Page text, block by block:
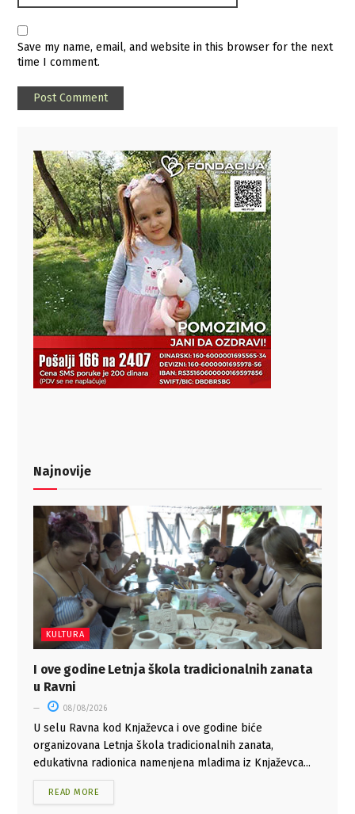
Save my name, email, and website in this browser for the next
time I comment.
Najnovije
KULTURA
I ove godine Letnja škola tradicionalnih zanata
u Ravni
08/08/2026
U selu Ravna kod Knjaževca i ove godine biće
organizovana Letnja škola tradicionalnih zanata,
edukativna radionica namenjena mladima iz Knjaževca...
READ MORE